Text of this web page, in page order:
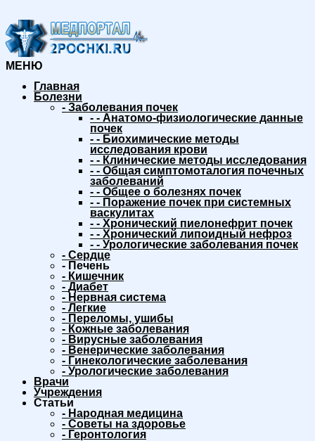
МЕНЮ
Главная
Болезни
- Заболевания почек
- - Анатомо-физиологические данные
почек
- - Биохимические методы
исследования крови
- - Клинические методы исследования
- - Общая симптомоталогия почечных
заболеваний
- - Общее о болезнях почек
- - Поражение почек при системных
васкулитах
- - Хронический пиелонефрит почек
- - Хронический липоидный нефроз
- - Урологические заболевания почек
- Сердце
- Печень
- Кишечник
- Диабет
- Нервная система
- Легкие
- Переломы, ушибы
- Кожные заболевания
- Вирусные заболевания
- Венерические заболевания
- Гинекологические заболевания
- Урологические заболевания
Врачи
Учреждения
Статьи
- Народная медицина
- Советы на здоровье
- Геронтология